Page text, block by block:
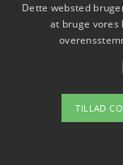
Om
Dette websted
at bruge vores
TILLAD